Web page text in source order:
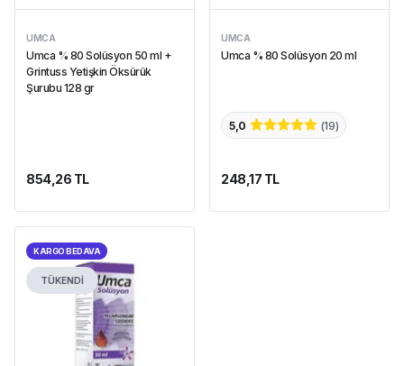
UMCA
Umca % 80 Solüsyon 50 ml +
Grintuss Yetişkin Öksürük
Şurubu 128 gr
854,26 TL
UMCA
Umca % 80 Solüsyon 20 ml
5,0 (19)
248,17 TL
KARGO BEDAVA
TÜKENDİ